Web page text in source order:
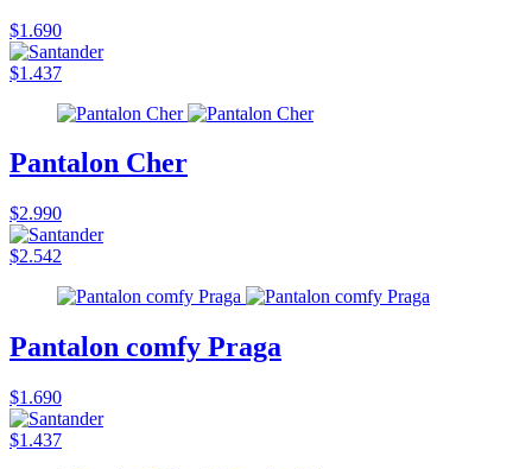
$1.690
$1.437
Pantalon Cher
$2.990
$2.542
Pantalon comfy Praga
$1.690
$1.437